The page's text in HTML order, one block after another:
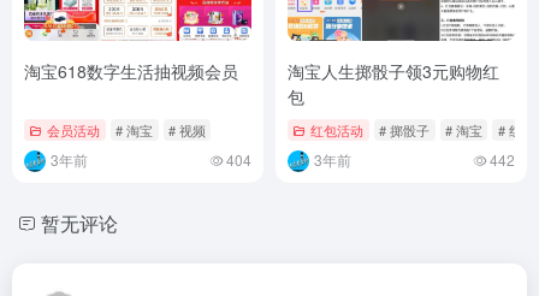
淘宝618数字生活抽视频会员
会员活动 # 淘宝 # 视频
3年前 404
淘宝人生掷骰子领3元购物红
包
红包活动 # 掷骰子 # 淘宝 # 红包
3年前 442
暂无评论